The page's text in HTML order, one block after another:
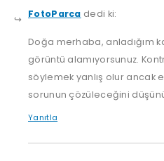
FotoParca dedi ki:
Doğa merhaba, anladığım
görüntü alamıyorsunuz.
söylemek yanlış olur ancak
sorunun çözüleceğini
Yanıtla